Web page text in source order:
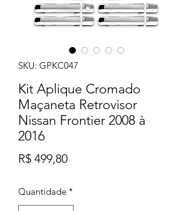
SKU: GPKC047
Kit Aplique Cromado
Maçaneta Retrovisor
Nissan Frontier 2008 à
2016
R$ 499,80Preço
Quantidade *